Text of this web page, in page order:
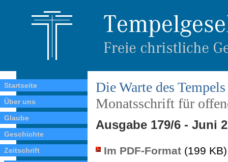
Startseite
Über uns
Glaube
Geschichte
Zeitschrift
Die Warte des Tempels
Monatsschrift für
Ausgabe 179/6 - Juni
Im PDF-Format (199 KB)